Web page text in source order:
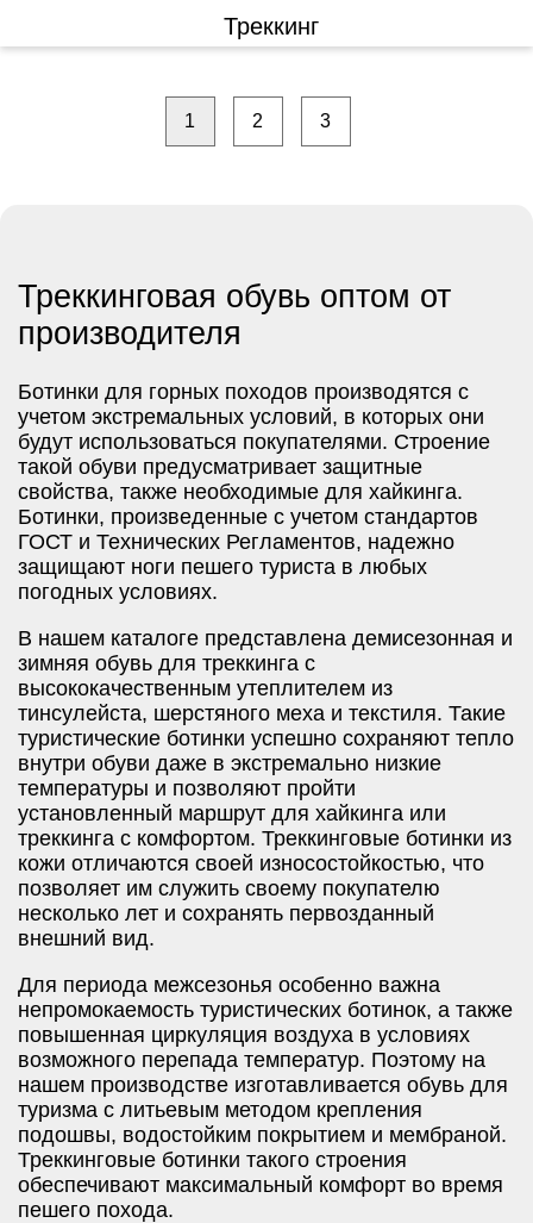
Треккинг
1 2 3
Треккинговая обувь оптом от
производителя
Ботинки для горных походов производятся с
учетом экстремальных условий, в которых они
будут использоваться покупателями. Строение
такой обуви предусматривает защитные
свойства, также необходимые для хайкинга.
Ботинки, произведенные с учетом стандартов
ГОСТ и Технических Регламентов, надежно
защищают ноги пешего туриста в любых
погодных условиях.
В нашем каталоге представлена демисезонная и
зимняя обувь для треккинга с
высококачественным утеплителем из
тинсулейста, шерстяного меха и текстиля. Такие
туристические ботинки успешно сохраняют тепло
внутри обуви даже в экстремально низкие
температуры и позволяют пройти
установленный маршрут для хайкинга или
треккинга с комфортом. Треккинговые ботинки из
кожи отличаются своей износостойкостью, что
позволяет им служить своему покупателю
несколько лет и сохранять первозданный
внешний вид.
Для периода межсезонья особенно важна
непромокаемость туристических ботинок, а также
повышенная циркуляция воздуха в условиях
возможного перепада температур. Поэтому на
нашем производстве изготавливается обувь для
туризма с литьевым методом крепления
подошвы, водостойким покрытием и мембраной.
Треккинговые ботинки такого строения
обеспечивают максимальный комфорт во время
пешего похода.